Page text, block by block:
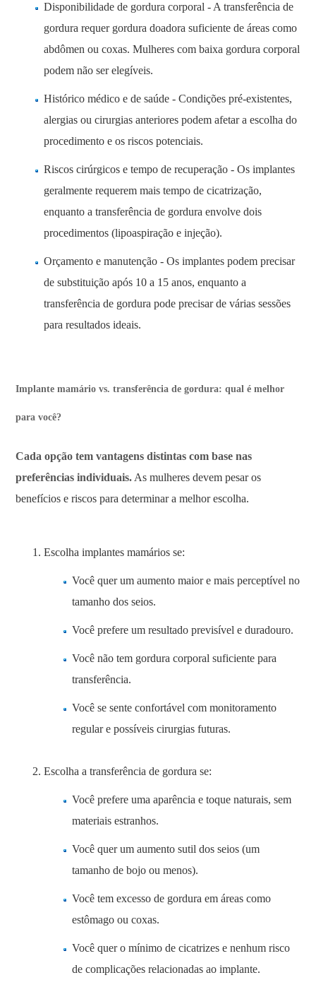
Disponibilidade de gordura corporal - A transferência de
gordura requer gordura doadora suficiente de áreas como
abdômen ou coxas. Mulheres com baixa gordura corporal
podem não ser elegíveis.
Histórico médico e de saúde - Condições pré-existentes,
alergias ou cirurgias anteriores podem afetar a escolha do
procedimento e os riscos potenciais.
Riscos cirúrgicos e tempo de recuperação - Os implantes
geralmente requerem mais tempo de cicatrização,
enquanto a transferência de gordura envolve dois
procedimentos (lipoaspiração e injeção).
Orçamento e manutenção - Os implantes podem precisar
de substituição após 10 a 15 anos, enquanto a
transferência de gordura pode precisar de várias sessões
para resultados ideais.
Implante mamário vs. transferência de gordura: qual é melhor
para você?
Cada opção tem vantagens distintas com base nas
preferências individuais. As mulheres devem pesar os
benefícios e riscos para determinar a melhor escolha.
Escolha implantes mamários se:
Você quer um aumento maior e mais perceptível no
tamanho dos seios.
Você prefere um resultado previsível e duradouro.
Você não tem gordura corporal suficiente para
transferência.
Você se sente confortável com monitoramento
regular e possíveis cirurgias futuras.
Escolha a transferência de gordura se:
Você prefere uma aparência e toque naturais, sem
materiais estranhos.
Você quer um aumento sutil dos seios (um
tamanho de bojo ou menos).
Você tem excesso de gordura em áreas como
estômago ou coxas.
Você quer o mínimo de cicatrizes e nenhum risco
de complicações relacionadas ao implante.